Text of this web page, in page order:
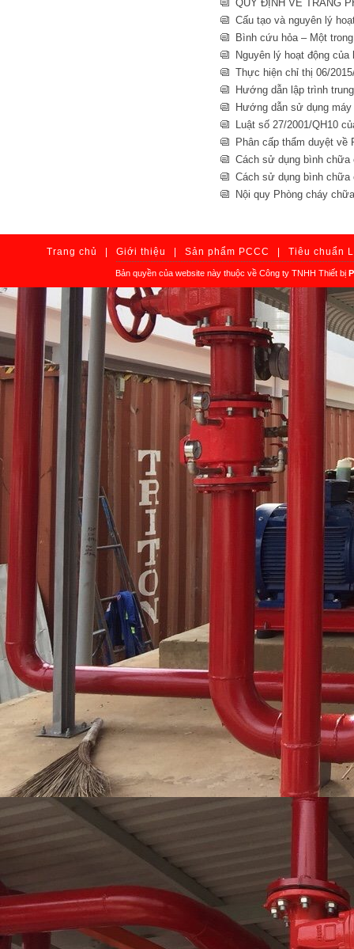
QUY ĐỊNH VỀ TRANG
Cấu tạo và nguyên lý
Bình cứu hỏa – Một
Nguyên lý hoạt động
Thực hiện chỉ thị 06/
Hướng dẫn lập trình
Hướng dẫn sử dụng
Luật số 27/2001/QH10
Phân cấp thẩm duyệt về
Cách sử dụng bình chữa
Cách sử dụng bình chữa
Nội quy Phòng cháy
Trang chủ Giới thiệu Sản phẩm PCCC Tiêu chuẩn
Bản quyền của website này thuộc về Công ty TNHH Thiết bị